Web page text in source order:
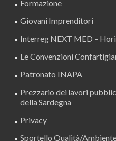
Formazione
Giovani Imprenditori
Interreg NEXT MED –
Le Convenzioni
Patronato INAPA
Prezzario dei lavori
della Sardegna
Privacy
Sportello Qualità/